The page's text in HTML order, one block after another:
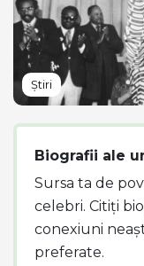
Știri
Biografii ale
Sursa ta de
celebri. Citiți
conexiuni
preferate.